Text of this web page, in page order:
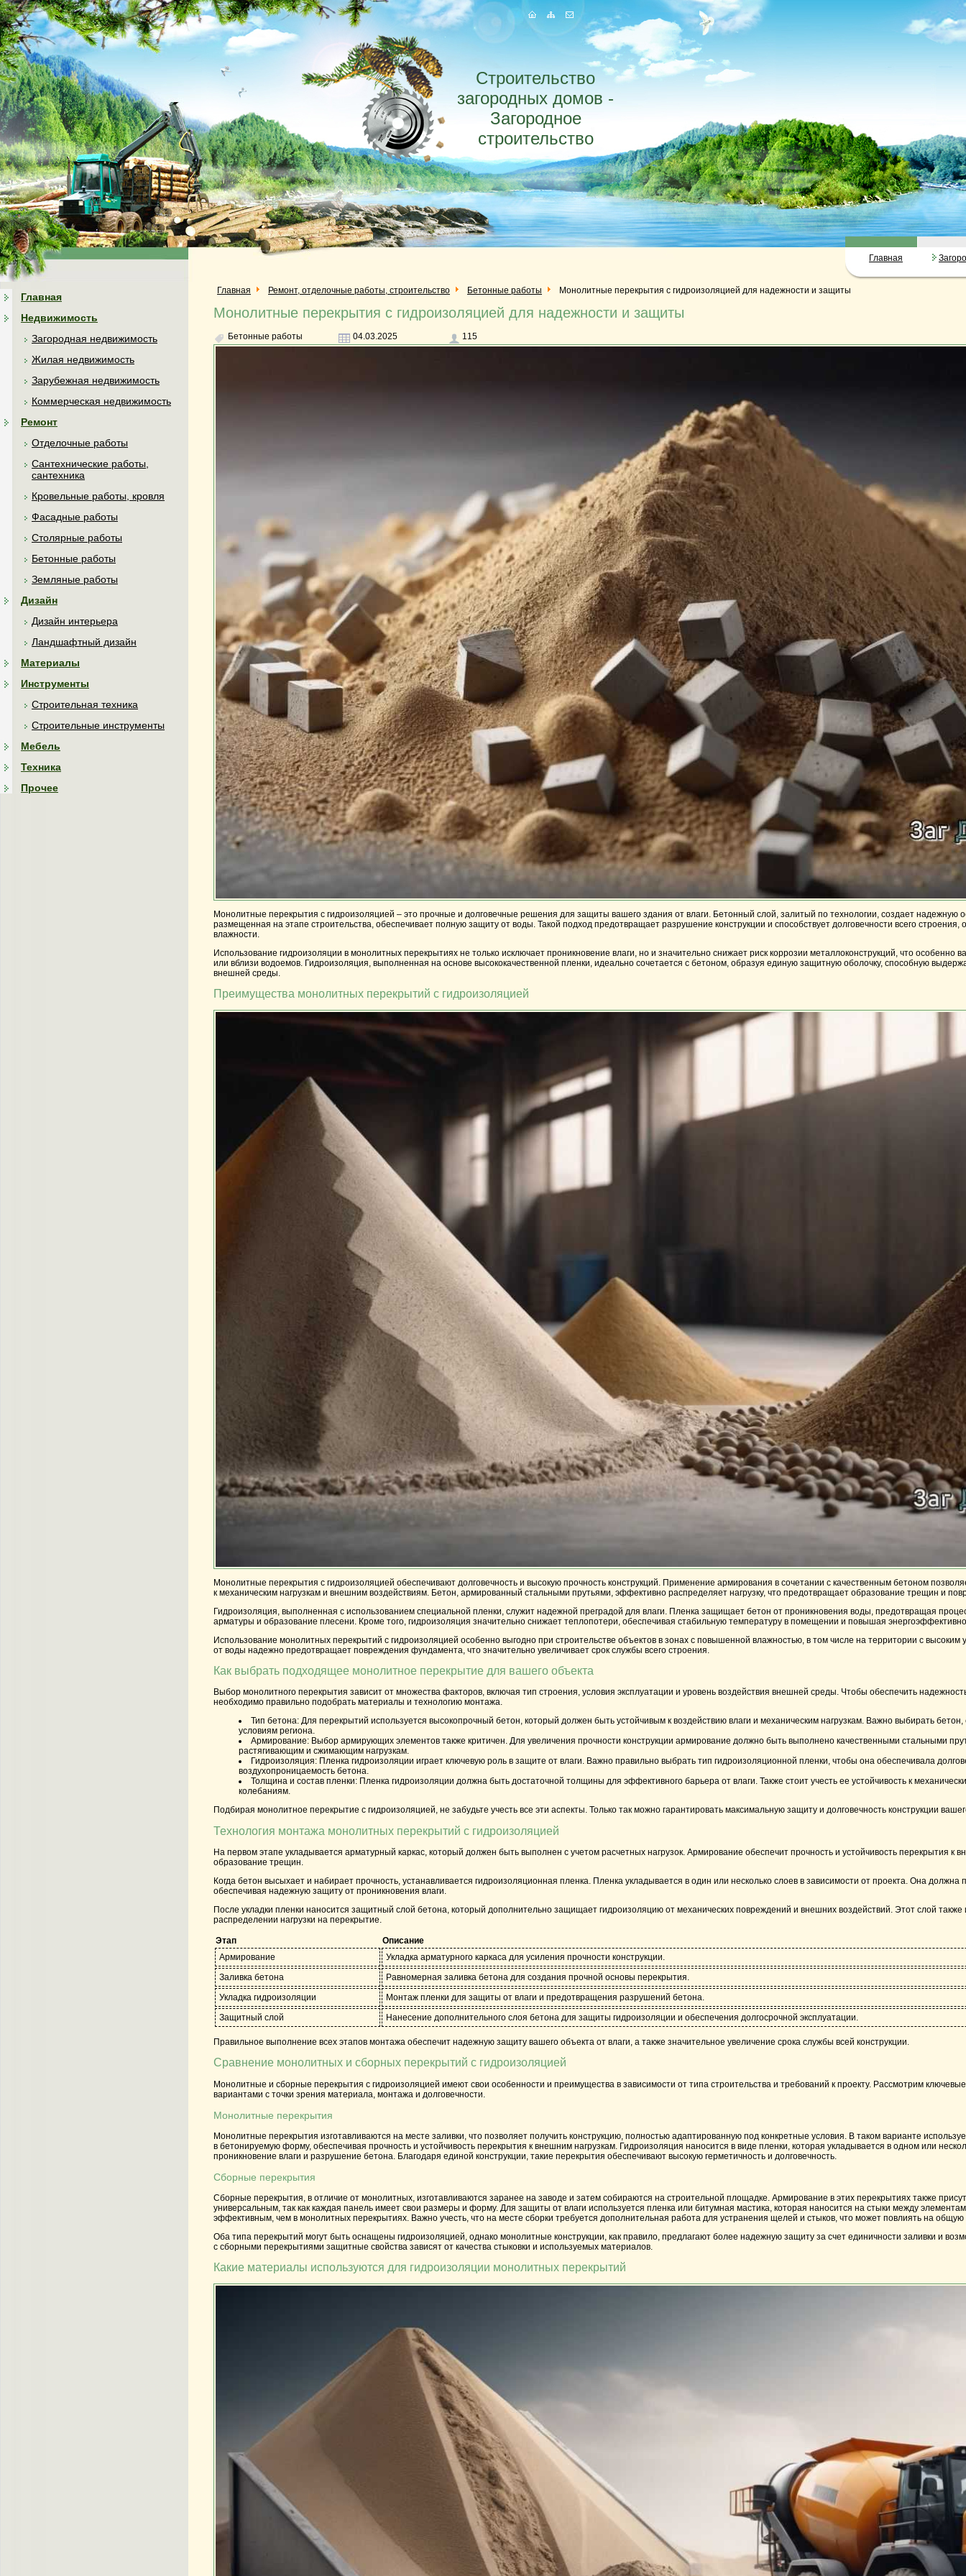
Строительство
загородных домов -
Загородное
строительство
Главная
Главная
Недвижимость
Загородная недвижимость
Жилая недвижимость
Зарубежная недвижимость
Коммерческая недвижимость
Ремонт
Отделочные работы
Сантехнические работы,
сантехника
Кровельные работы, кровля
Фасадные работы
Столярные работы
Бетонные работы
Земляные работы
Дизайн
Дизайн интерьера
Ландшафтный дизайн
Материалы
Инструменты
Строительная техника
Строительные инструменты
Мебель
Техника
Прочее
Главная Ремонт, отделочные работы, строительство Бетонные работы Монолитные перекрытия с гидроизоляцией для надежности и защиты
Монолитные перекрытия с гидроизоляцией для надежности и защиты
Бетонные работы 04.03.2025 115
Монолитные перекрытия с гидроизоляцией – это прочные и долговечные решения для защиты вашего здания от влаги. Бетонный слой, залитый по технологии, создает надежную
размещенная на этапе строительства, обеспечивает полную защиту от воды. Такой подход предотвращает разрушение конструкции и способствует долговечности всего
влажности.
Использование гидроизоляции в монолитных перекрытиях не только исключает проникновение влаги, но и значительно снижает риск коррозии металлоконструкций, что
или вблизи водоемов. Гидроизоляция, выполненная на основе высококачественной пленки, идеально сочетается с бетоном, образуя единую защитную оболочку, способную
внешней среды.
Преимущества монолитных перекрытий с гидроизоляцией
Монолитные перекрытия с гидроизоляцией обеспечивают долговечность и высокую прочность конструкций. Применение армирования в сочетании с качественным бетоном
к механическим нагрузкам и внешним воздействиям. Бетон, армированный стальными прутьями, эффективно распределяет нагрузку, что предотвращает образование трещин и
Гидроизоляция, выполненная с использованием специальной пленки, служит надежной преградой для влаги. Пленка защищает бетон от проникновения воды, предотвращая
арматуры и образование плесени. Кроме того, гидроизоляция значительно снижает теплопотери, обеспечивая стабильную температуру в помещении и повышая
Использование монолитных перекрытий с гидроизоляцией особенно выгодно при строительстве объектов в зонах с повышенной влажностью, в том числе на территории с
от воды надежно предотвращает повреждения фундамента, что значительно увеличивает срок службы всего строения.
Как выбрать подходящее монолитное перекрытие для вашего объекта
Выбор монолитного перекрытия зависит от множества факторов, включая тип строения, условия эксплуатации и уровень воздействия внешней среды. Чтобы обеспечить
необходимо правильно подобрать материалы и технологию монтажа.
Тип бетона: Для перекрытий используется высокопрочный бетон, который должен быть устойчивым к воздействию влаги и механическим нагрузкам. Важно выбирать
условиям региона.
Армирование: Выбор армирующих элементов также критичен. Для увеличения прочности конструкции армирование должно быть выполнено качественными стальными
растягивающим и сжимающим нагрузкам.
Гидроизоляция: Пленка гидроизоляции играет ключевую роль в защите от влаги. Важно правильно выбрать тип гидроизоляционной пленки, чтобы она обеспечивала
воздухопроницаемость бетона.
Толщина и состав пленки: Пленка гидроизоляции должна быть достаточной толщины для эффективного барьера от влаги. Также стоит учесть ее устойчивость к
колебаниям.
Подбирая монолитное перекрытие с гидроизоляцией, не забудьте учесть все эти аспекты. Только так можно гарантировать максимальную защиту и долговечность конструкции
Технология монтажа монолитных перекрытий с гидроизоляцией
На первом этапе укладывается арматурный каркас, который должен быть выполнен с учетом расчетных нагрузок. Армирование обеспечит прочность и устойчивость перекрытия к
образование трещин.
Когда бетон высыхает и набирает прочность, устанавливается гидроизоляционная пленка. Пленка укладывается в один или несколько слоев в зависимости от проекта. Она
обеспечивая надежную защиту от проникновения влаги.
После укладки пленки наносится защитный слой бетона, который дополнительно защищает гидроизоляцию от механических повреждений и внешних воздействий. Этот слой также
распределении нагрузки на перекрытие.
Этап
Описание
Армирование
Укладка арматурного каркаса для усиления прочности конструкции.
Заливка бетона
Равномерная заливка бетона для создания прочной основы перекрытия.
Укладка гидроизоляции
Монтаж пленки для защиты от влаги и предотвращения разрушений бетона.
Защитный слой
Нанесение дополнительного слоя бетона для защиты гидроизоляции и обеспечения долгосрочной эксплуатации.
Правильное выполнение всех этапов монтажа обеспечит надежную защиту вашего объекта от влаги, а также значительное увеличение срока службы всей конструкции.
Сравнение монолитных и сборных перекрытий с гидроизоляцией
Монолитные и сборные перекрытия с гидроизоляцией имеют свои особенности и преимущества в зависимости от типа строительства и требований к проекту. Рассмотрим
вариантами с точки зрения материала, монтажа и долговечности.
Монолитные перекрытия
Монолитные перекрытия изготавливаются на месте заливки, что позволяет получить конструкцию, полностью адаптированную под конкретные условия. В таком варианте
в бетонируемую форму, обеспечивая прочность и устойчивость перекрытия к внешним нагрузкам. Гидроизоляция наносится в виде пленки, которая укладывается в одном или
проникновение влаги и разрушение бетона. Благодаря единой конструкции, такие перекрытия обеспечивают высокую герметичность и долговечность.
Сборные перекрытия
Сборные перекрытия, в отличие от монолитных, изготавливаются заранее на заводе и затем собираются на строительной площадке. Армирование в этих перекрытиях также
универсальным, так как каждая панель имеет свои размеры и форму. Для защиты от влаги используется пленка или битумная мастика, которая наносится на стыки между
эффективным, чем в монолитных перекрытиях. Важно учесть, что на месте сборки требуется дополнительная работа для устранения щелей и стыков, что может повлиять на общую
Оба типа перекрытий могут быть оснащены гидроизоляцией, однако монолитные конструкции, как правило, предлагают более надежную защиту за счет единичности заливки и
с сборными перекрытиями защитные свойства зависят от качества стыковки и используемых материалов.
Какие материалы используются для гидроизоляции монолитных перекрытий